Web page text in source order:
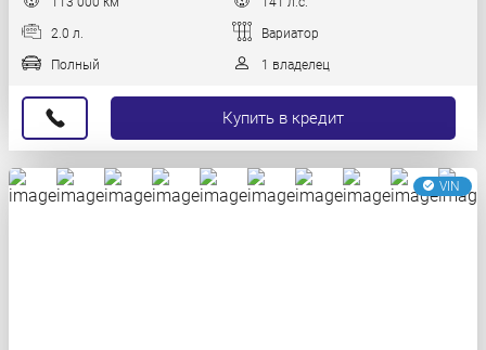
2.0 л. Вариатор
Полный 1 владелец
Купить в кредит
VIN